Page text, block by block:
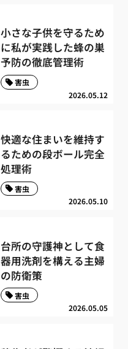
小さな子供を守るため
に私が実践した蜂の巣
予防の徹底管理術
2026.05.12
害虫
快適な住まいを維持す
るための段ボール完全
処理術
2026.05.10
害虫
台所の守護神として食
器用洗剤を構える主婦
の防衛策
2026.05.05
害虫